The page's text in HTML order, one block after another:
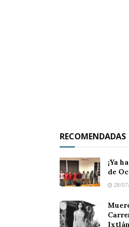
Sobre las carencias,
muchas; aunque la
proporcionarles
RECOMENDADAS
¡Ya
de
28/
Ixtlán